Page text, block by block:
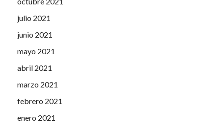
julio 2021
junio 2021
mayo 2021
abril 2021
marzo 2021
febrero 2021
enero 2021